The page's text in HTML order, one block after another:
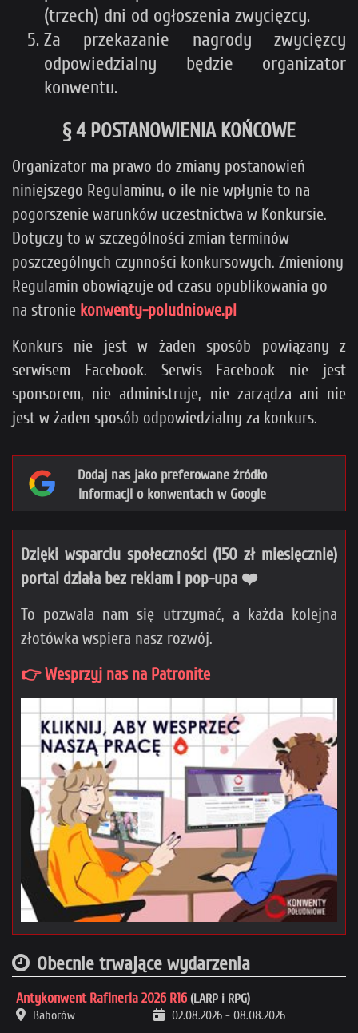
(trzech) dni od ogłoszenia zwycięzcy.
Za przekazanie nagrody zwycięzcy
odpowiedzialny będzie organizator
konwentu.
§ 4 POSTANOWIENIA KOŃCOWE
Organizator ma prawo do zmiany postanowień
niniejszego Regulaminu, o ile nie wpłynie to na
pogorszenie warunków uczestnictwa w Konkursie.
Dotyczy to w szczególności zmian terminów
poszczególnych czynności konkursowych. Zmieniony
Regulamin obowiązuje od czasu opublikowania go
na stronie konwenty-poludniowe.pl
Konkurs nie jest w żaden sposób powiązany z
serwisem Facebook. Serwis Facebook nie jest
sponsorem, nie administruje, nie zarządza ani nie
jest w żaden sposób odpowiedzialny za konkurs.
Dodaj nas jako preferowane źródło
informacji o konwentach w Google
Dzięki wsparciu społeczności (150 zł miesięcznie)
portal działa bez reklam i pop-upa ❤️
To pozwala nam się utrzymać, a każda kolejna
złotówka wspiera nasz rozwój.
👉 Wesprzyj nas na Patronite
Obecnie trwające wydarzenia
Antykonwent Rafineria 2026 R16 (LARP i RPG)
Baborów
02.08.2026 - 08.08.2026